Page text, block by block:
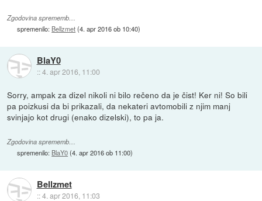
Zgodovina sprememb…
spremenilo: Bellzmet(4. apr 2016 ob 10:40)
BlaY0
::4. apr 2016, 11:00
Sorry, ampak za dizel nikoli ni bilo rečeno da je čist! Ker ni! So bili
pa poizkusi da bi prikazali, da nekateri avtomobili z njim manj
svinjajo kot drugi (enako dizelski), to pa ja.
Zgodovina sprememb…
spremenilo: BlaY0(4. apr 2016 ob 11:00)
Bellzmet
::4. apr 2016, 11:03